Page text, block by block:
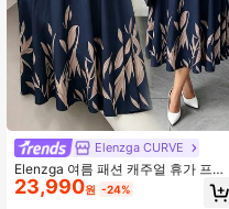
4.91 309K 팔로워
4.91 309K 팔로워
Elenzga CURVE
Elenzga 여름 패션 캐주얼 휴가 프렌
치 레트로 우아한 출퇴근 라펠 벨트 허
리 셔링 컬러블록 프린트 블루 드레스
23,990원 -24%